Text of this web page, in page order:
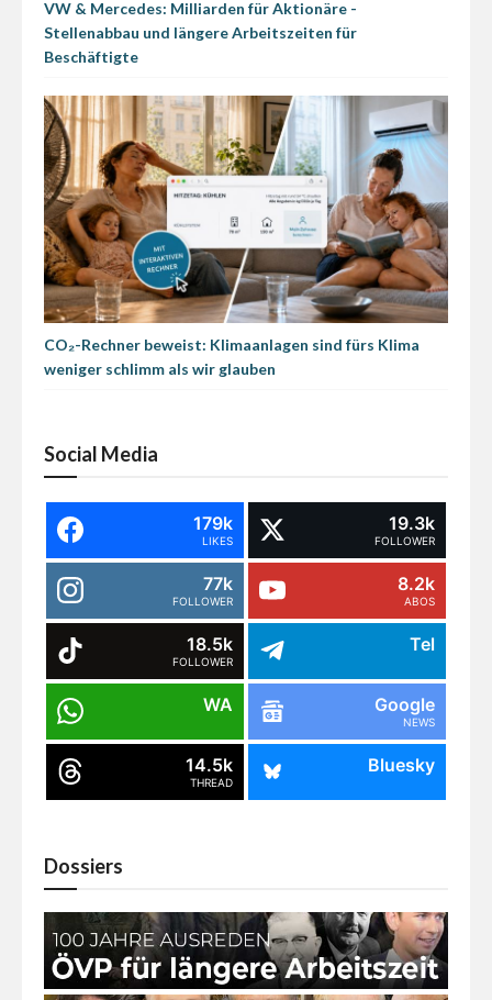
VW & Mercedes: Milliarden für Aktionäre -
Stellenabbau und längere Arbeitszeiten für
Beschäftigte
CO₂-Rechner beweist: Klimaanlagen sind fürs Klima
weniger schlimm als wir glauben
Social Media
179k
LIKES
19.3k
FOLLOWER
77k
FOLLOWER
8.2k
ABOS
18.5k
FOLLOWER
Tel
WA Google
NEWS
14.5k
THREAD
Bluesky
Dossiers